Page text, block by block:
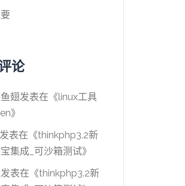
论
翅发表在《linux工具
》
发表在《thinkphp3.2新
集成_可沙箱测试》
发表在《thinkphp3.2新